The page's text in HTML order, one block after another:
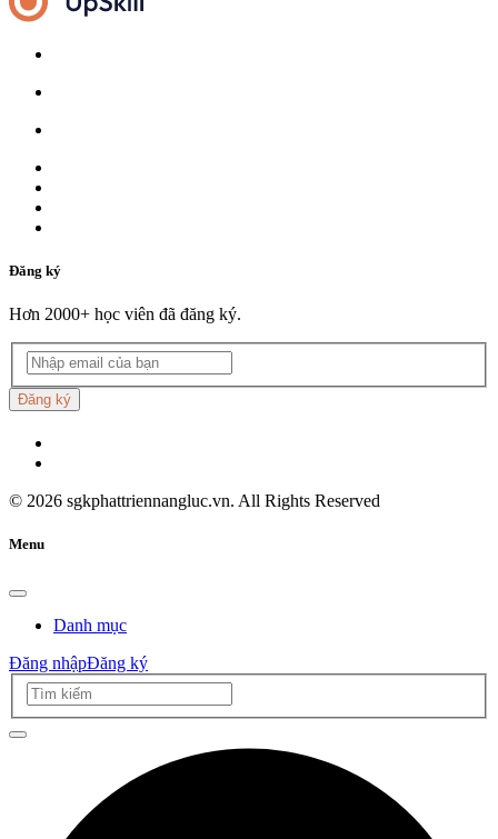
Đăng ký
Hơn 2000+ học viên đã đăng ký.
Đăng ký
© 2026 sgkphattriennangluc.vn. All Rights Reserved
Menu
Danh mục
Đăng nhậpĐăng ký